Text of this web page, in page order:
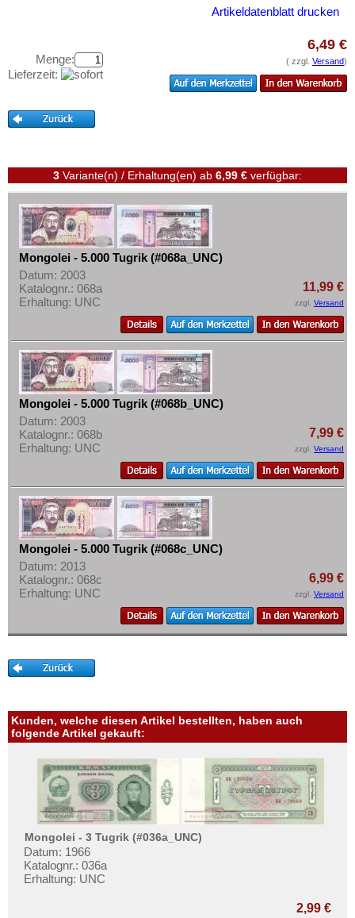
Philippinen
Portugiesisch Indien
Singapur
Straits Settlements
Süd-Ossetien
Südkorea
Syrien
Tadschikistan
Taiwan
Thailand
Turkmenistan
Usbekistan
Vereinigte Arabische Emirate
Vietnam
Vietnam Süd
Kataloge
Aufbewahrung
Kontakt
Informationen
Preislisten
Ankauf
Erhaltungsgrade
Gratisbanknoten
Mehr über...
Zahlungsbedingungen
Privatsphäre und Datenschutz
Widerrufsbelehrung
Liefer- und Versandkosten
AGB
Impressum
Artikeldatenblatt drucken
Menge:
Lieferzeit:
6,49 €
( zzgl. Versand)
3 Variante(n) / Erhaltung(en) ab 6,99 € verfügbar:
Mongolei - 5.000 Tugrik (#068a_UNC)
Datum: 2003
Katalognr.: 068a
Erhaltung: UNC
11,99 €
zzgl. Versand
Mongolei - 5.000 Tugrik (#068b_UNC)
Datum: 2003
Katalognr.: 068b
Erhaltung: UNC
7,99 €
zzgl. Versand
Mongolei - 5.000 Tugrik (#068c_UNC)
Datum: 2013
Katalognr.: 068c
Erhaltung: UNC
6,99 €
zzgl. Versand
Kunden, welche diesen Artikel bestellten, haben auch
folgende Artikel gekauft:
Mongolei - 3 Tugrik (#036a_UNC)
Datum: 1966
Katalognr.: 036a
Erhaltung: UNC
2,99 €